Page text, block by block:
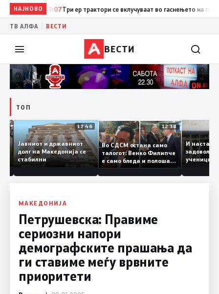
НАЈНОВО
13:07 Три ер трактори се вклучуваат во гаснењето на
ТВ АЛФА ВЕСТИ
ВЕСТИ
ТОП
12:47
ги
12:46
Јавниот и државниот
долг на Македонија се
стабилни
12:38
Во СДСМ остана само
талогот: Венко Филипче
е само бледа и полоша
копија дури и од Зоран
Заев
И
МАКЕДОНИЈА
Петрушевска: Правиме
сериозни напори
демографските прашања да
ги ставиме меѓу врвните
приоритети